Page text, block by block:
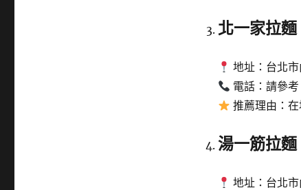
北一家拉麵
地址：台北
電話：請參
推薦理由：
湯一筋拉麵
地址：台北